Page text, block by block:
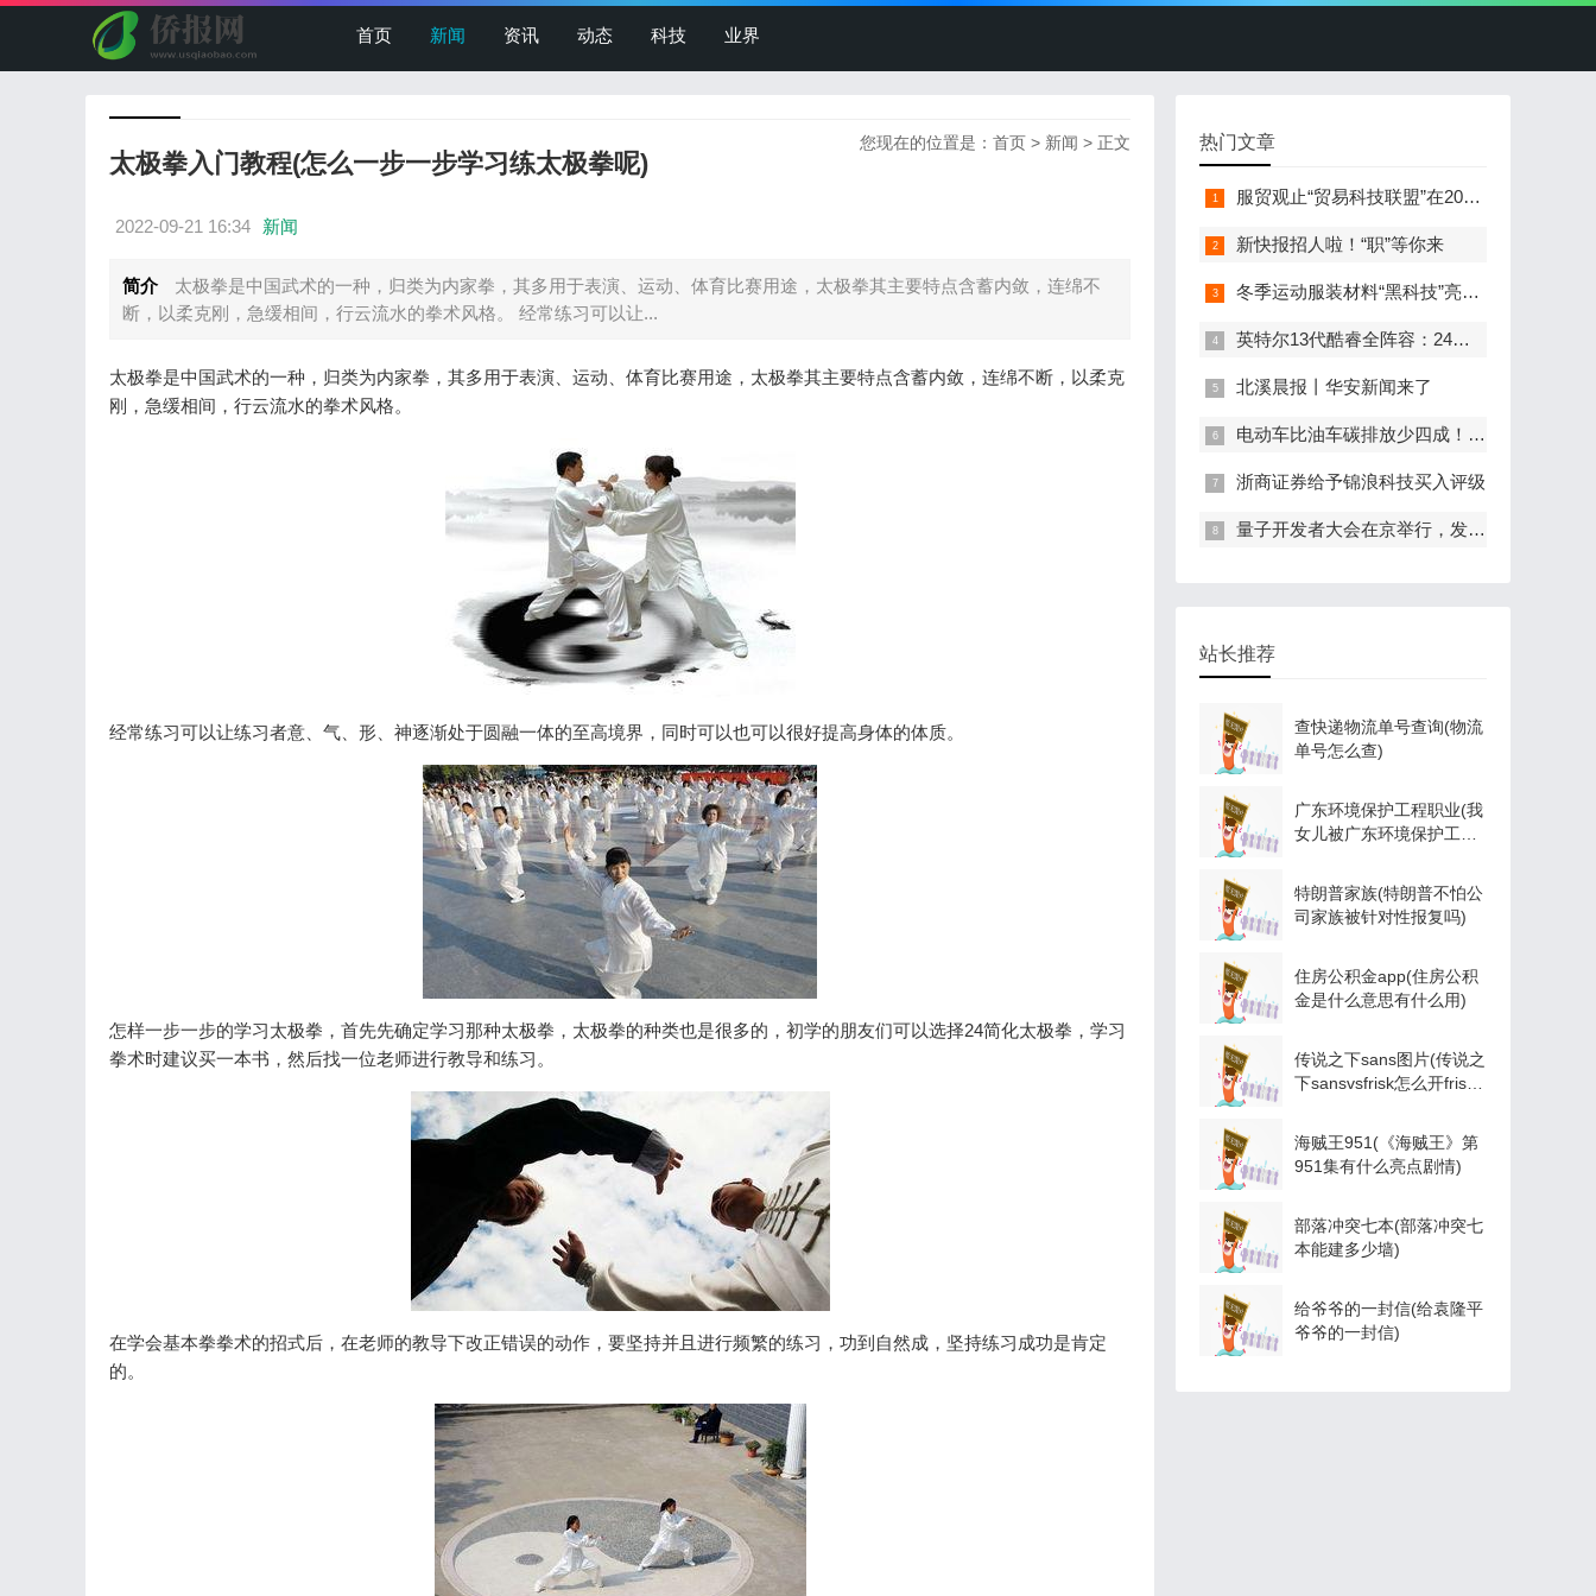
首页 新闻 资讯 动态 科技 业界
您现在的位置是： 首页 > 新闻 > 正文
太极拳入门教程(怎么一步一步学习练太极拳呢)
2022-09-21 16:34 新闻
简介
太极拳是中国武术的一种，归类为内家拳，其多用于表演、运动、体育比赛用途，太极拳其主要特点含蓄内敛，连绵不
断，以柔克刚，急缓相间，行云流水的拳术风格。 经常练习可以让...
太极拳是中国武术的一种，归类为内家拳，其多用于表演、运动、体育比赛用途，太极拳其主要特点含蓄内敛，连绵不断，以柔克
刚，急缓相间，行云流水的拳术风格。
经常练习可以让练习者意、气、形、神逐渐处于圆融一体的至高境界，同时可以也可以很好提高身体的体质。
怎样一步一步的学习太极拳，首先先确定学习那种太极拳，太极拳的种类也是很多的，初学的朋友们可以选择24简化太极拳，学习
拳术时建议买一本书，然后找一位老师进行教导和练习。
在学会基本拳拳术的招式后，在老师的教导下改正错误的动作，要坚持并且进行频繁的练习，功到自然成，坚持练习成功是肯定
的。
热门文章
服贸观止“贸易科技联盟”在2022服贸会启动
新快报招人啦！“职”等你来
冬季运动服装材料“黑科技”亮相服贸会
英特尔13代酷睿全阵容：24核i9-13900K最高5.8GHz
北溪晨报丨华安新闻来了
电动车比油车碳排放少四成！能链智电助推新能源汽车普及
浙商证券给予锦浪科技买入评级
量子开发者大会在京举行，发布全球首个全平台量子软硬一体解
站长推荐
查快递物流单号查询(物流
单号怎么查)
广东环境保护工程职业(我
女儿被广东环境保护工程
特朗普家族(特朗普不怕公
司家族被针对性报复吗)
住房公积金app(住房公积
金是什么意思有什么用)
传说之下sans图片(传说之
下sansvsfrisk怎么开frisk
海贼王951(《海贼王》第
951集有什么亮点剧情)
部落冲突七本(部落冲突七
本能建多少墙)
给爷爷的一封信(给袁隆平
爷爷的一封信)